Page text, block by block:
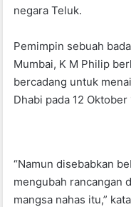
negara Teluk.
Pemimpin sebuah
Mumbai, K M Philip
bercadang untuk
Dhabi pada 12 Oktober
“Namun disebabkan
mengubah rancangan
mangsa nahas itu,”